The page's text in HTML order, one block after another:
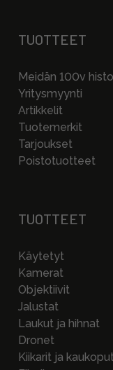
TUOTTEET
Meidän 100v
Yritysmyynti
Artikkelit
Tuotemerkit
Tarjoukset
Poistotuotteet
TUOTTEET
Käytetyt
Kamerat
Objektiivit
Jalustat
Laukut ja hihnat
Dronet
Kiikarit ja